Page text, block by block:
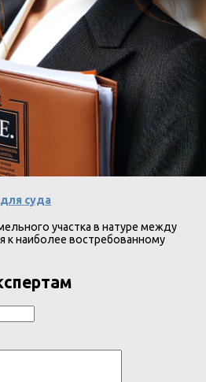
суда
участка в натуре между
к наиболее востребованному